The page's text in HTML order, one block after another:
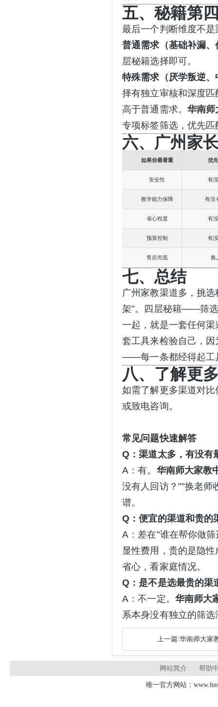
五、秘籍第
最后一个判断维度不
普通需求（基础补漏
层秘籍选择即可。
特殊需求（厌学叛逆
择有独立审核和深度
高于普通需求。 华南师
专项标签筛选，优先
六、广州家
如果你最看重 优
安全性 有
教学能力保障 有没
省心程度 有
预算控制 有
售后兜底 换
七、总结
广州家教渠道多，挑
架"。四层秘籍——筛
一起，就是一套任何
套工具来检验自己，因
——每一条都经得起工
八、了解更
如需了解更多渠道对
或致电咨询。
常见问题快速解答
Q：渠道太多，有没有
A：有。 华南师大家教
没有人回访？""换老师
谱。
Q：便宜的渠道和贵的
A：差在"谁在帮你做
显性费用，贵的是隐
省心，看家庭情况。
Q：是不是选最贵的渠
A：不一定。 华南师大
系本身没有独立的筛
上一篇:华南师大家
网站简介 帮助
唯一官方网站：